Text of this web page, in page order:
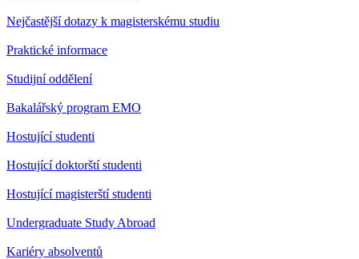
Nejčastější dotazy k magisterskému studiu
Praktické informace
Studijní oddělení
Bakalářský program EMO
Hostující studenti
Hostující doktorští studenti
Hostující magisterští studenti
Undergraduate Study Abroad
Kariéry absolventů